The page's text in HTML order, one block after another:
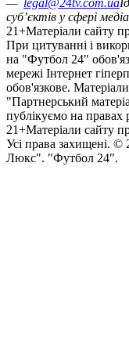
— legal@24tv.com.ua
суб’єктів у сфері
21+Матеріали сайту
При цитуванні і
на "Футбол 24"
мережі Інтернет
обов'язкове.
"Партнерський
публікуємо на правах
21+Матеріали сайту
Усi права захищенi. ©
Люкс". "Футбол 24".